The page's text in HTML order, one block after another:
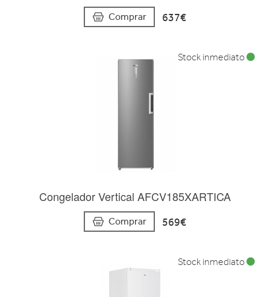
Comprar 637€
Congelador Vertical AFCV185XARTICA
Comprar 569€
Stock inmediato
Stock inmediato